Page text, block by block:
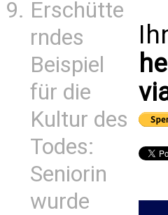
Erschütte
rndes
Beispiel
für die
Kultur des
Todes:
Seniorin
wurde